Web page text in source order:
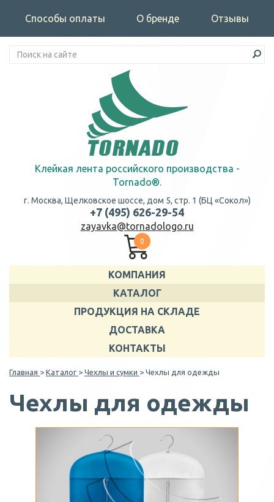
Способы оплаты О бренде Отзывы
Клейкая лента российского производства -
Tornado®.
г. Москва, Щелковское шоссе, дом 5, стр. 1 (БЦ «Сокол»)
+7 (495) 626-29-54
zayavka@tornadologo.ru
0
КОМПАНИЯ
КАТАЛОГ
ПРОДУКЦИЯ НА СКЛАДЕ
ДОСТАВКА
КОНТАКТЫ
Главная > Каталог > Чехлы и сумки > Чехлы для одежды
Чехлы для одежды